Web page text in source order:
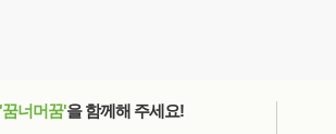
'꿈너머꿈'을 함께해 주세요!